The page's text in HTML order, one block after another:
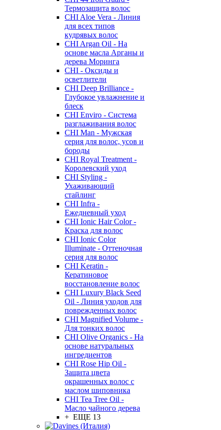
Термозащита волос
CHI Aloe Vera - Линия
для всех типов
кудрявых волос
CHI Argan Oil - На
основе масла Арганы и
дерева Моринга
CHI - Оксиды и
осветлители
CHI Deep Brilliance -
Глубокое увлажнение и
блеск
CHI Enviro - Система
разглаживания волос
CHI Man - Мужская
серия для волос, усов и
бороды
CHI Royal Treatment -
Королевский уход
CHI Styling -
Ухаживающий
стайлинг
CHI Infra -
Ежедневный уход
CHI Ionic Hair Color -
Краска для волос
CHI Ionic Color
Illuminate - Оттеночная
серия для волос
CHI Keratin -
Кератиновое
восстановление волос
CHI Luxury Black Seed
Oil - Линия уходов для
поврежденных волос
CHI Magnified Volume -
Для тонких волос
CHI Olive Organics - На
основе натуральных
ингредиентов
CHI Rose Hip Oil -
Защита цвета
окрашенных волос с
маслом шиповника
CHI Tea Tree Oil -
Масло чайного дерева
+ ЕЩЕ 13